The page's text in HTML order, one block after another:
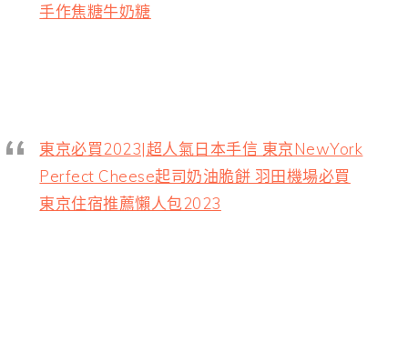
手作焦糖牛奶糖
東京必買2023|超人氣日本手信 東京NewYork
Perfect Cheese起司奶油脆餅 羽田機場必買
東京住宿推薦懶人包2023